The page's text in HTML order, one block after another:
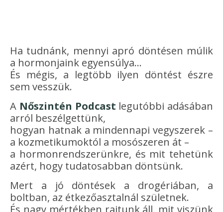
Ha tudnánk, mennyi apró döntésen múlik
a hormonjaink egyensúlya…
És mégis, a legtöbb ilyen döntést észre
sem vesszük.
A Nőszintén Podcast legutóbbi adásában
arról beszélgettünk,
hogyan hatnak a mindennapi vegyszerek –
a kozmetikumoktól a mosószeren át –
a hormonrendszerünkre, és mit tehetünk
azért, hogy tudatosabban döntsünk.
Mert a jó döntések a drogériában, a
boltban, az étkezőasztalnál születnek.
És nagy mértékben rajtunk áll, mit viszünk